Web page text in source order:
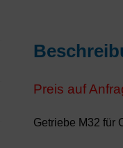
Preis auf
Getriebe M32 für